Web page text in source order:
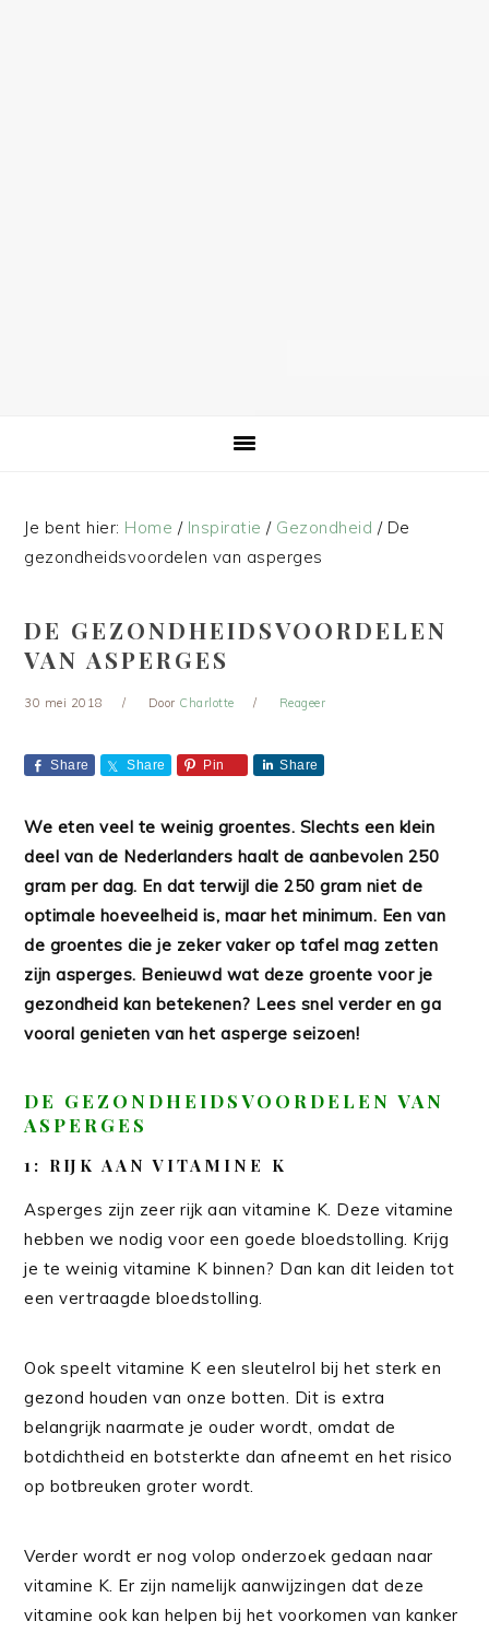
Je bent hier: Home / Inspiratie / Gezondheid /De
gezondheidsvoordelen van asperges
DE GEZONDHEIDSVOORDELEN
VAN ASPERGES
30 mei 2018 Door Charlotte Reageer
Share Share Pin Share
We eten veel te weinig groentes. Slechts een klein
deel van de Nederlanders haalt de aanbevolen 250
gram per dag. En dat terwijl die 250 gram niet de
optimale hoeveelheid is, maar het minimum. Een van
de groentes die je zeker vaker op tafel mag zetten
zijn asperges. Benieuwd wat deze groente voor je
gezondheid kan betekenen? Lees snel verder en ga
vooral genieten van het asperge seizoen!
DE GEZONDHEIDSVOORDELEN VAN
ASPERGES
1: RIJK AAN VITAMINE K
Asperges zijn zeer rijk aan vitamine K. Deze vitamine
hebben we nodig voor een goede bloedstolling. Krijg
je te weinig vitamine K binnen? Dan kan dit leiden tot
een vertraagde bloedstolling.
Ook speelt vitamine K een sleutelrol bij het sterk en
gezond houden van onze botten. Dit is extra
belangrijk naarmate je ouder wordt, omdat de
botdichtheid en botsterkte dan afneemt en het risico
op botbreuken groter wordt.
Verder wordt er nog volop onderzoek gedaan naar
vitamine K. Er zijn namelijk aanwijzingen dat deze
vitamine ook kan helpen bij het voorkomen van kanker